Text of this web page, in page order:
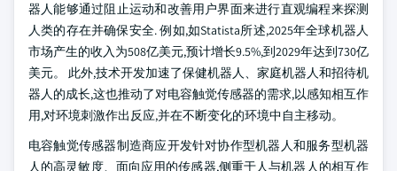
器人能够通过阻止运动和改善用户界面来进行直观编程来探测
人类的存在并确保安全. 例如,如Statista所述,2025年全球机器人
市场产生的收入为508亿美元,预计增长9.5%,到2029年达到730亿
美元。 此外,技术开发加速了保健机器人、家庭机器人和招待机
器人的成长,这也推动了对电容触觉传感器的需求,以感知相互作
用,对环境刺激作出反应,并在不断变化的环境中自主移动。
电容触觉传感器制造商应开发针对协作型机器人和服务型机器
人的高灵敏度、面向应用的传感器,侧重于人与机器人的相互作